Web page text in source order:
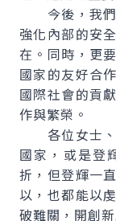
今後，我們
強化內部的安
在。同時，更
國家的友好合
國際社會的貢
作與繁榮。
各位女士、
國家，或是登
折，但登輝一
以，也都能以
破難關，開創新